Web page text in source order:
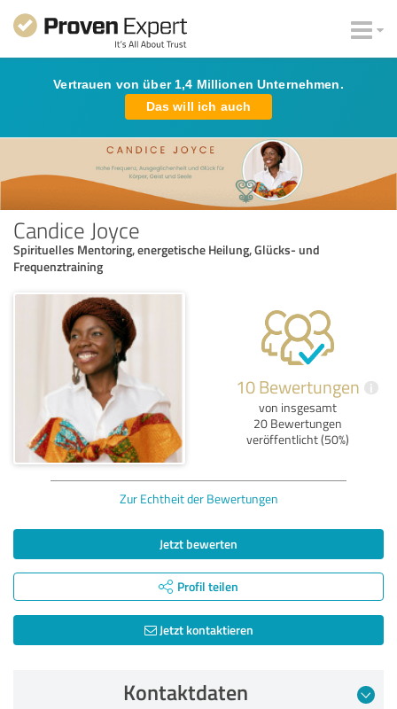
Vertrauen von über 1,4 Millionen Unternehmen.
Das will ich auch
Candice Joyce
Spirituelles Mentoring, energetische Heilung, Glücks- und
Frequenztraining
10 Bewertungen i
von insgesamt
20 Bewertungen
veröffentlicht (50%)
Zur Echtheit der Bewertungen
Jetzt bewerten
Profil teilen
Jetzt kontaktieren
Kontaktdaten